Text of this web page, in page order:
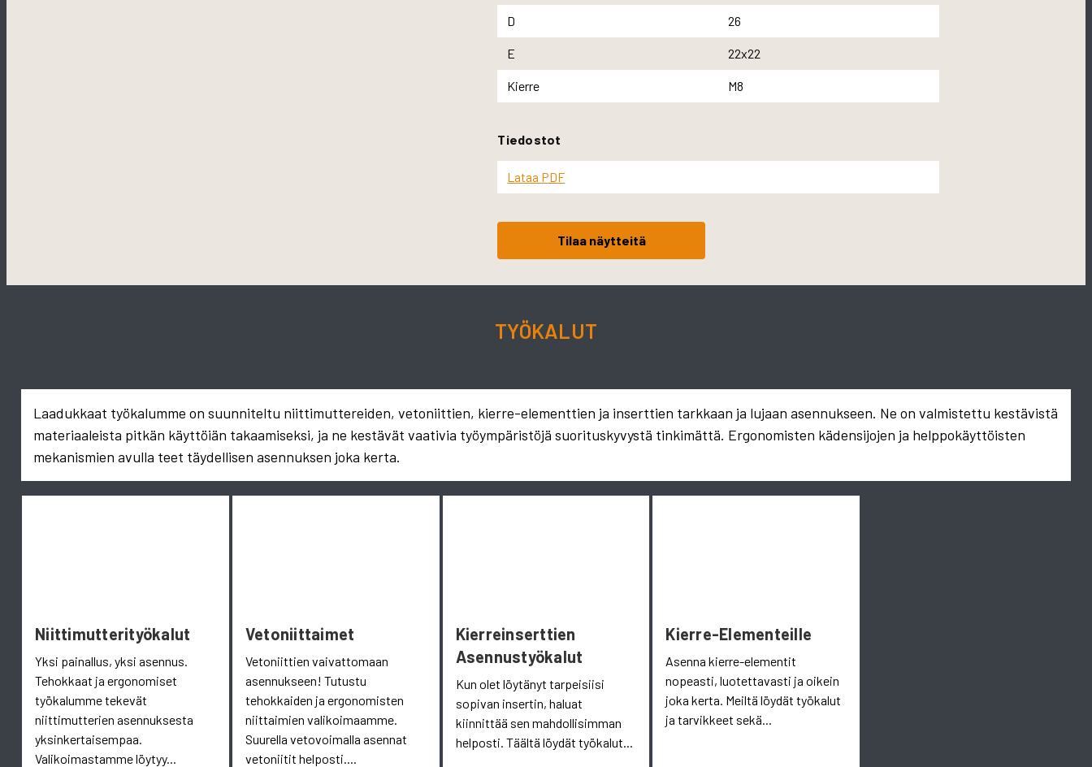
D 26
E 22x22
Kierre M8
Tiedostot
Lataa PDF
Tilaa näytteitä
TYÖKALUT
Laadukkaat työkalumme on suunniteltu niittimuttereiden, vetoniittien, kierre-elementtien ja inserttien tarkkaan ja lujaan asennukseen. Ne on valmistettu kestävistä
materiaaleista pitkän käyttöiän takaamiseksi, ja ne kestävät vaativia työympäristöjä suorituskyvystä tinkimättä. Ergonomisten kädensijojen ja helppokäyttöisten
mekanismien avulla teet täydellisen asennuksen joka kerta.
Niittimutterityökalut
Yksi painallus, yksi asennus.
Tehokkaat ja ergonomiset
työkalumme tekevät
niittimutterien asennuksesta
yksinkertaisempaa.
Valikoimastamme löytyy...
Vetoniittaimet
Vetoniittien vaivattomaan
asennukseen! Tutustu
tehokkaiden ja ergonomisten
niittaimien valikoimaamme.
Suurella vetovoimalla asennat
vetoniitit helposti....
Kierreinserttien
Asennustyökalut
Kun olet löytänyt tarpeisiisi
sopivan insertin, haluat
kiinnittää sen mahdollisimman
helposti. Täältä löydät työkalut...
Kierre-Elementeille
Asenna kierre-elementit
nopeasti, luotettavasti ja oikein
joka kerta. Meiltä löydät työkalut
ja tarvikkeet sekä...